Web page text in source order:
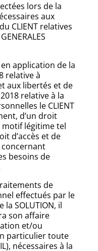
lors de la
aux
CLIENT relatives
application de la
relative à
aux libertés et de
relative à la
le CLIENT
d’un droit
motif légitime tel
d’accès et de
besoins de
de
effectués par le
la SOLUTION, il
son affaire
et/ou
particulier toute
nécessaires à la